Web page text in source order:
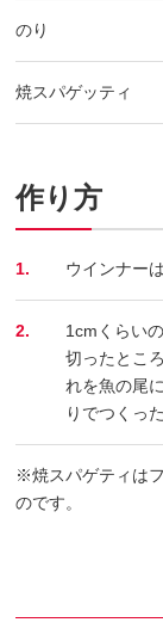
のり
焼スパゲッティ
作り方
1. ウインナー
2.
1cmくらい
切ったとこ
れを魚の尾
りでつくっ
※焼スパゲティは
のです。